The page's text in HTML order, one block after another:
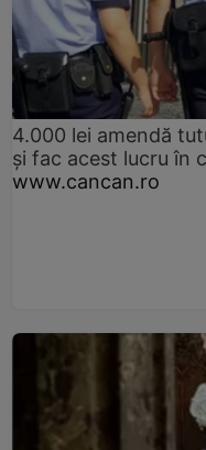
4.000 lei amendă
și fac acest lucru în
www.cancan.ro